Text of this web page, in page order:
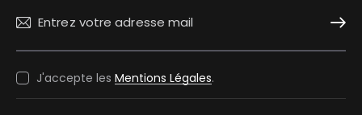
J'accepte les Mentions Légales.